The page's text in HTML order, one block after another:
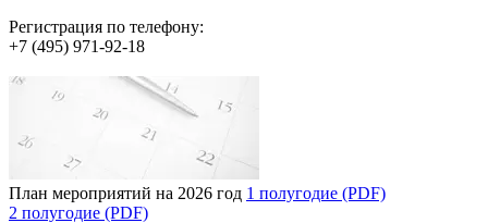
Регистрация по телефону:
+7 (495) 971-92-18
План мероприятий на 2026 год 1 полугодие (PDF)
2 полугодие (PDF)